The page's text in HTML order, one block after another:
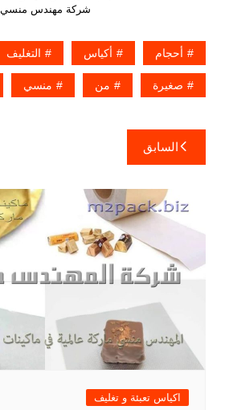
شركة مهندس منسي
أحجام أكياس التغليف
صغيرة من منسي
تصفّح
المقالات
السابق
اكياس تعبئة و تغليف